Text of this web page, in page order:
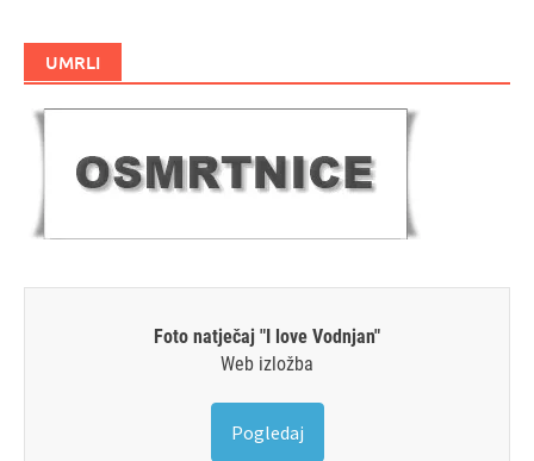
UMRLI
Foto natječaj "I love Vodnjan"
Web izložba
Pogledaj